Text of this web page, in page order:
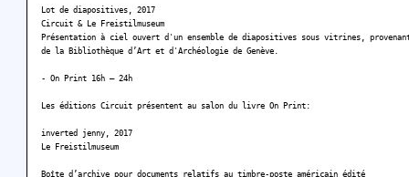
Lot de diapositives, 2017
Circuit & Le Freistilmuseum
Présentation à ciel ouvert d'un ensemble de diapositives sous vitrines,
de la Bibliothèque d’Art et d'Archéologie de Genève.
- On Print 16h – 24h
Les éditions Circuit présentent au salon du livre On Print:
inverted jenny, 2017
Le Freistilmuseum
Boîte d’archive pour documents relatifs au timbre-poste américain édité